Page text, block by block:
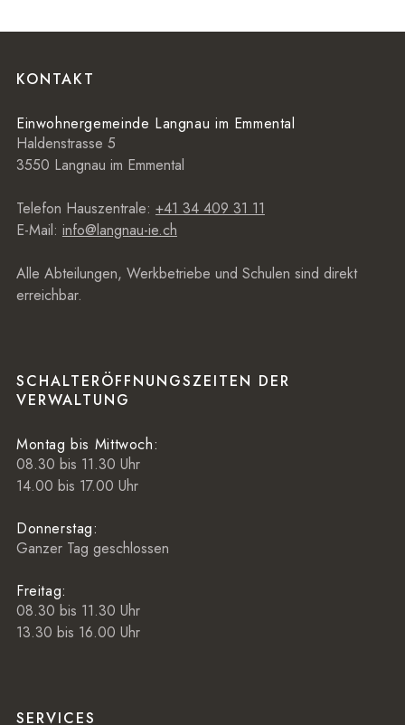
KONTAKT
Einwohnergemeinde Langnau im Emmental
Haldenstrasse 5
3550 Langnau im Emmental
Telefon Hauszentrale: +41 34 409 31 11
E-Mail: info@langnau-ie.ch
Alle Abteilungen, Werkbetriebe und Schulen sind direkt
erreichbar.
SCHALTERÖFFNUNGSZEITEN DER
VERWALTUNG
Montag bis Mittwoch:
08.30 bis 11.30 Uhr
14.00 bis 17.00 Uhr
Donnerstag:
Ganzer Tag geschlossen
Freitag:
08.30 bis 11.30 Uhr
13.30 bis 16.00 Uhr
SERVICES